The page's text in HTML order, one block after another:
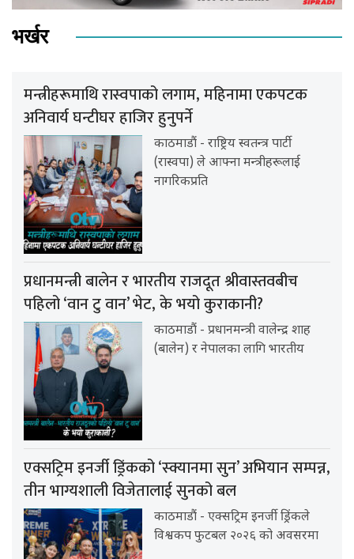
भर्खर
मन्त्रीहरूमाथि रास्वपाको लगाम, महिनामा एकपटक
अनिवार्य घन्टीघर हाजिर हुनुपर्ने
काठमाडौं - राष्ट्रिय स्वतन्त्र पार्टी
(रास्वपा) ले आफ्ना मन्त्रीहरूलाई
नागरिकप्रति
प्रधानमन्त्री बालेन र भारतीय राजदूत श्रीवास्तवबीच
पहिलो ‘वान टु वान’ भेट, के भयो कुराकानी?
काठमाडौं - प्रधानमन्त्री वालेन्द्र शाह
(बालेन) र नेपालका लागि भारतीय
एक्सट्रिम इनर्जी ड्रिंकको ‘स्क्यानमा सुन’ अभियान सम्पन्न,
तीन भाग्यशाली विजेतालाई सुनको बल
काठमाडौं - एक्सट्रिम इनर्जी ड्रिंकले
विश्वकप फुटबल २०२६ को अवसरमा